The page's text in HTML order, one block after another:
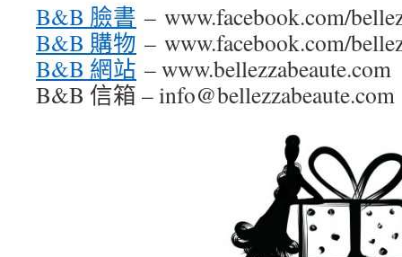
B&B 臉書 – www.facebook.com/
B&B 購物 – www.facebook.com/
B&B 網站 – www.bellezzabeaute.com
B&B 信箱 – info@bellezzabeaute.com